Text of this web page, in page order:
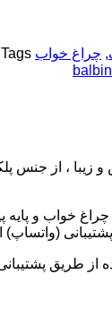
, چراغ خواب Tags:
زیبا ، از
خواب و پایه
(واتساپ)
طریق